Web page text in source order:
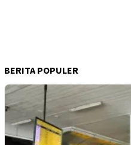
BERITA POPULER